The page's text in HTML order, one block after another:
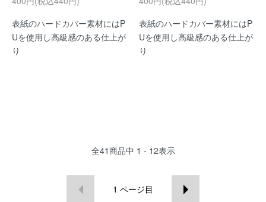
表紙のハードカバー素材にはP
Uを使用し高級感のある仕上が
り
表紙のハードカバー素材にはP
Uを使用し高級感のある仕上が
り
全41商品中 1 - 12表示
1 ページ目